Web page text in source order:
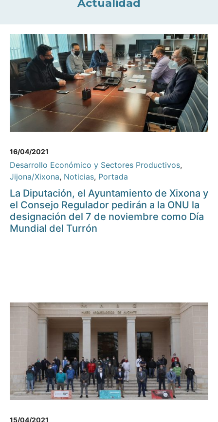
Actualidad
16/04/2021
Desarrollo Económico y Sectores Productivos,
Jijona/Xixona, Noticias, Portada
La Diputación, el Ayuntamiento de Xixona y
el Consejo Regulador pedirán a la ONU la
designación del 7 de noviembre como Día
Mundial del Turrón
15/04/2021